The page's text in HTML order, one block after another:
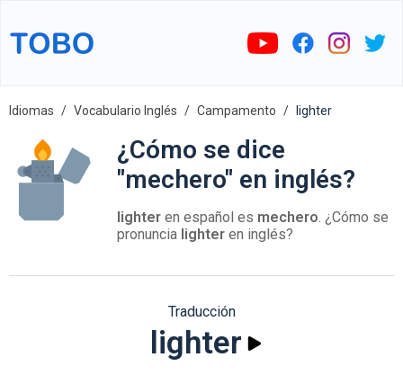
Idiomas Vocabulario Inglés Campamento lighter
¿Cómo se dice
"mechero" en inglés?
lighter en español es mechero. ¿Cómo se
pronuncia lighter en inglés?
Traducción
lighter